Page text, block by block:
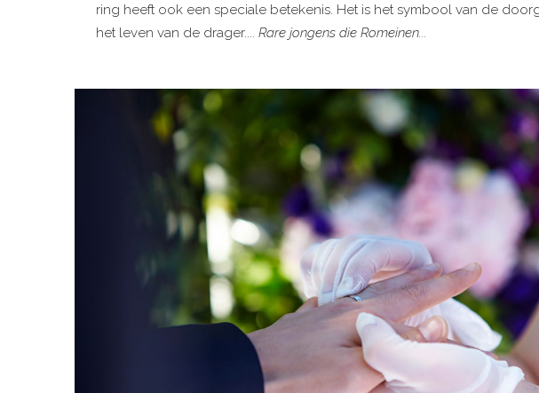
ring heeft ook een speciale betekenis. Het is het symbool van de
het leven van de drager.... Rare jongens die Romeinen...